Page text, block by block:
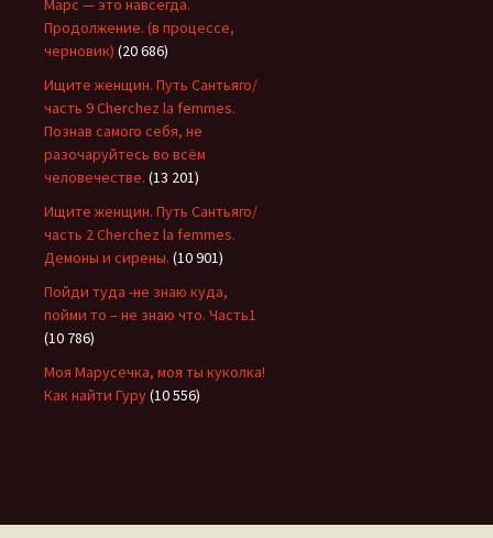
Продолжение. (в процессе,
черновик) (20 686)
Ищите женщин. Путь Сантьяго/
часть 9 Cherchez la femmes.
Познав самого себя, не
разочаруйтесь во всём
человечестве. (13 201)
Ищите женщин. Путь Сантьяго/
часть 2 Cherchez la femmes.
Демоны и сирены. (10 901)
Пойди туда -не знаю куда,
пойми то – не знаю что. Часть1
(10 786)
Моя Марусечка, моя ты куколка!
Как найти Гуру(10 556)